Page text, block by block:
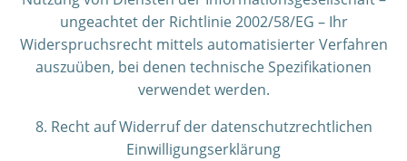
ungeachtet der Richtlinie 2002/58/EG – Ihr
Widerspruchsrecht mittels automatisierter Verfahren
auszuüben, bei denen technische Spezifikationen
verwendet werden.
8. Recht auf Widerruf der datenschutzrechtlichen
Einwilligungserklärung